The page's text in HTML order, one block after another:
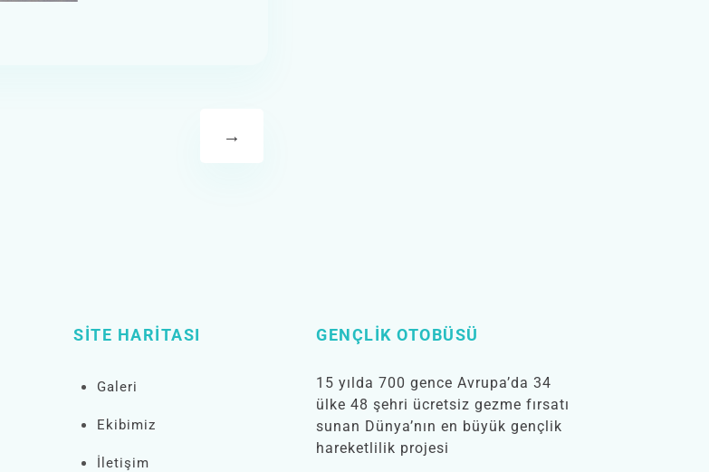
→
SITE HARITASI
Galeri
Ekibimiz
İletişim
GENÇLIK OTOBÜSÜ
15 yılda 700 gence Avrupa’da 34
ülke 48 şehri ücretsiz gezme fırsatı
sunan Dünya’nın en büyük gençlik
hareketlilik projesi